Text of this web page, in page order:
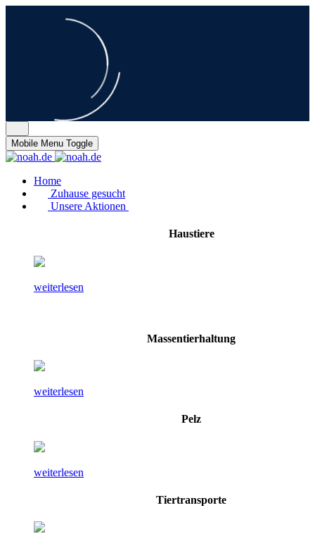
Mobile Menu Toggle
Home
Zuhause gesucht
Unsere Aktionen
Haustiere
weiterlesen
Massentierhaltung
weiterlesen
Pelz
weiterlesen
Tiertransporte